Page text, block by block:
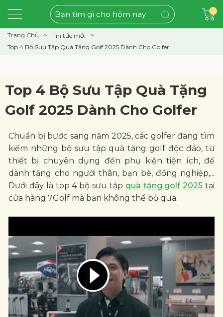
Trang Chủ
Tin tức mới
Top 4 Bộ Sưu Tập Quà Tặng Golf 2025 Dành Cho Golfer
Top 4 Bộ Sưu Tập Quà Tặng
Golf 2025 Dành Cho Golfer
Chuẩn bị bước sang năm 2025, các golfer đang tìm
kiếm những bộ sưu tập quà tặng golf độc đáo, từ
thiết bị chuyên dụng đến phụ kiện tiện ích, để
dành tặng cho người thân, bạn bè, đồng nghiệp,...
Dưới đây là top 4 bộ sưu tập quà tặng golf 2025 tại
cửa hàng 7Golf mà bạn không thể bỏ qua.